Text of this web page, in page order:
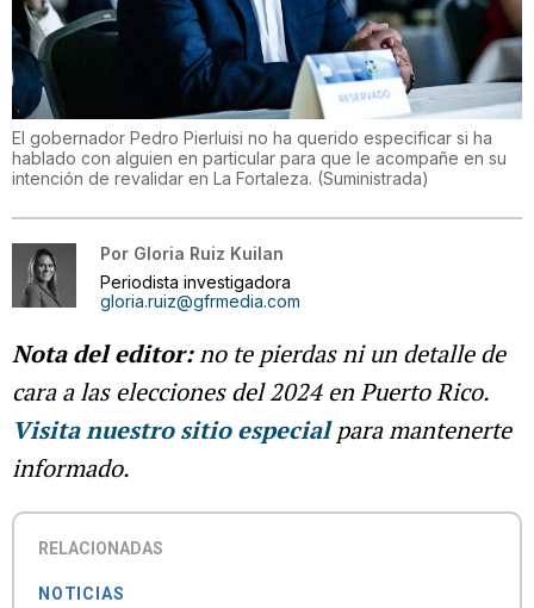
El gobernador Pedro Pierluisi no ha querido especificar si ha
hablado con alguien en particular para que le acompañe en su
intención de revalidar en La Fortaleza. (Suministrada)
Por Gloria Ruiz Kuilan
Periodista investigadora
gloria.ruiz@gfrmedia.com
Nota del editor:no te pierdas ni un detalle de
cara a las elecciones del 2024 en Puerto Rico.
Visita nuestro sitio especialpara mantenerte
informado.
RELACIONADAS
NOTICIAS